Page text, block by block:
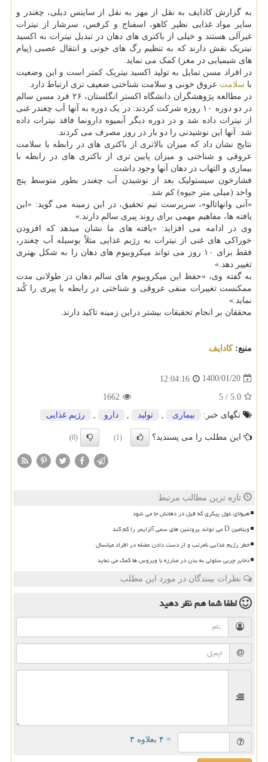
به گزارش کادایف به نقل از مهر به نقل از ساینس دیلی، چغندر و
سایر مواد غذایی نظیر کاهو، اسفناج و کرفس، سرشار از نیترات
غیرآلی هستند و خیلی از باکتری های دهان در تبدیل نیترات به اکسید
نیتریک نقش دارند که به تنظیم رگ های خونی و انتقال عصبی (پیام
های شیمیایی در مغز) کمک می نماید.
در افراد مسن تمایل به تولید اکسید نیتریک کمتر است و این وضعیت
با سلامت عروق خونی و سلامت شناختی ضعیف تری ارتباط دارد.
در مطالعه پژوهشگران دانشگاه اکستر انگلستان، ۲۶ فرد مسن سالم
در دو دوره ۱۰ روزه شرکت کردند: در یک دوره به آنها آب چغندر غنی
از نیترات داده شد و در دوره دیگر آبمیوه دارونما فاقد نیترات داده
شد. آنها این نوشیدنی را دو بار در روز مصرف می کردند.
نتایج نشان داد که میزان بالاتری از باکتری های در رابطه با سلامت
عروقی و شناختی و میزان پایین تری از باکتری های در رابطه با
بیماری و التهاب در دهان آنها وجود داشت.
فشارخون سیستولیک بعد از نوشیدن آب چغندر بطور متوسط پنج
واحد (میلی متر جیوه) کم شد.
«آنی وانهاتالو»، سرپرست تیم تحقیق، در این زمینه می گوید: «این
یافته ها، مفاهیم مهمی برای روند پیری سالم دارند.»
وی در ادامه می افزاید: «یافته های ما نشان میدهد که افزودن
خوراکی های غنی از نیترات به رژیم غذایی مثلاً بوسیله آب چغندر،
فقط برای ۱۰ روز می تواند میکروبیوم های دهان را به شکل بهتری
تغییر دهد.»
به گفته وی، «حفظ این میکروبیوم های سالم دهان در طولانی مدت
ممکنست تغییرات منفی عروقی و شناختی در رابطه با پیری را کُند
نماید.»
محققان بر انجام تحقیقات بیشتر دراین زمینه تاکید دارند.
منبع:كادایف
1400/01/20
12:04:16
5.0
/
5
1662
تگهای خبر:
بیماری تولید دارو رژیم غذایی
این مطلب را می پسندید؟ (1)
(0)
تازه ترین مطالب مرتبط
هیولای غول پیکری که فیل در دهانش جا می شود
ویتامین D می تواند پروتئین های سمی آلزایمر را کم کند
خطر رژیم غذایی نامرتب و از دست دادن عضله در افراد میانسال
ذخایر چربی سلولی به بدن در مبارزه با ویروس ها کمک می نماید
نظرات بینندگان در مورد این مطلب
لطفا شما همنظر دهید
= ۴ بعلاوه ۳